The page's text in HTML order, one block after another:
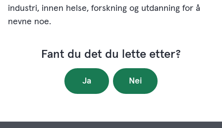
industri, innen helse, forskning og utdanning for å
nevne noe.
Fant du det du lette etter?
Ja Nei